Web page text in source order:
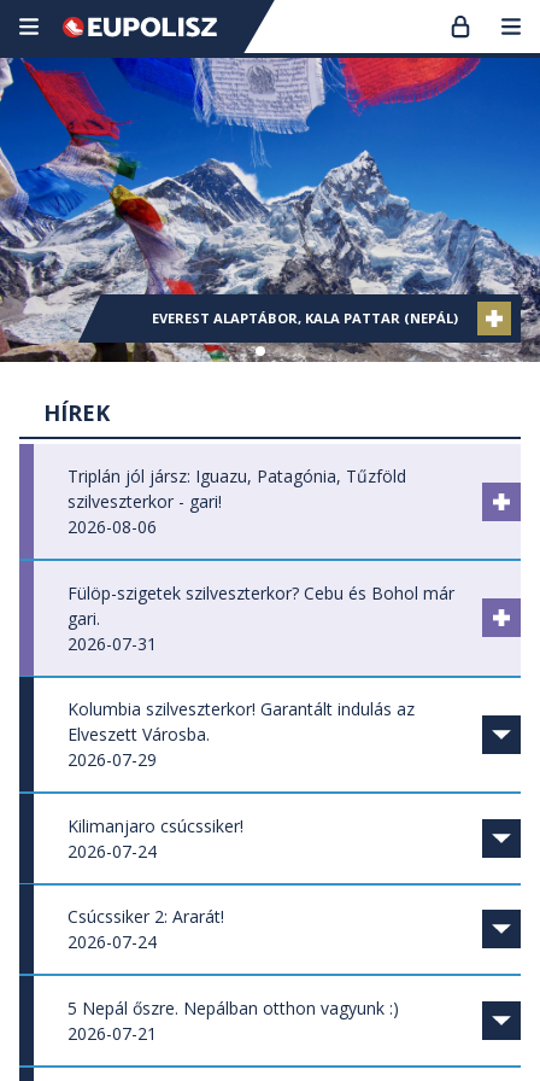
KANCSENDZÖNGA ALAPTÁBOR (NEPÁL)
KOLUMBIA (CIUDAD PERDIDA), KARIB-TENGER
EVEREST ALAPTÁBOR, KALA PATTAR (NEPÁL)
THAIFÖLD
KANCSENDZÖNGA ALAPTÁBOR (NEPÁL)
KOLUMBIA (CIUDAD PERDIDA), KARIB-TENGER
HÍREK
Triplán jól jársz: Iguazu, Patagónia, Tűzföld
szilveszterkor - gari!
2026-08-06
Fülöp-szigetek szilveszterkor? Cebu és Bohol már
gari.
2026-07-31
Kolumbia szilveszterkor! Garantált indulás az
Elveszett Városba.
2026-07-29
Újabb szilveszteri csoport jött össze, irány a Ciudad
Perdida és a Karib-tenger!
Kolumbia (Ciudad Perdida), Karib-
lazítással a San Andres-szigeteken
659 000 Ft
Kilimanjaro csúcssiker!
2026-07-24
15 főből mindenki sikeresen feljututt az Uhuru Peakre
(5895 m), nagy gratuláció nekik! Folytatás januárban!
Csúcssiker 2: Ararát!
2026-07-24
17 fő sikeresen felért az Ararát 5137 méteres csúcsára!
Gratulálunk a csapatnak! :)
5 Nepál őszre. Nepálban otthon vagyunk :)
2026-07-21